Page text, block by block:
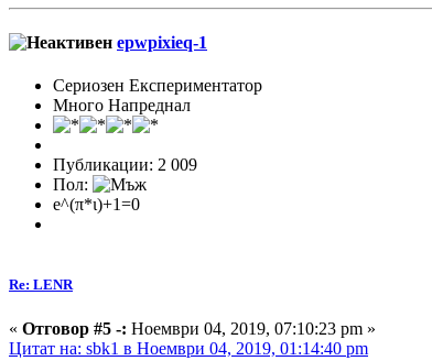
epwpixieq-1
Сериозен Експериментатор
Много Напреднал
Публикации: 2 009
Пол:
e^(π*ι)+1=0
Re: LENR
« Отговор #5 -: Ноември 04, 2019, 07:10:23 pm »
Цитат на: sbk1 в Ноември 04, 2019, 01:14:40 pm